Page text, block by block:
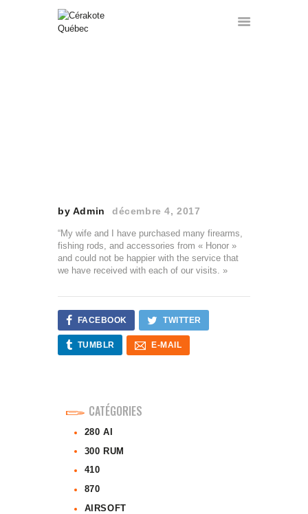
A VENDRE
by Admin décembre 4, 2017
“My wife and I have purchased many firearms,
fishing rods, and accessories from « Honor »
and could not be happier with the service that
we have received with each of our visits. »
FACEBOOK TWITTER
TUMBLR E-MAIL
CATÉGORIES
280 AI
300 RUM
410
870
AIRSOFT